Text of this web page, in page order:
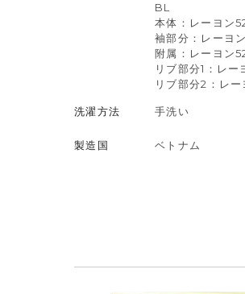
BL
本体：レーヨン
袖部分：レーヨ
附属：レーヨン
リブ部分1：レ
リブ部分2：レ
洗濯方法 手洗い
製造国 ベトナム